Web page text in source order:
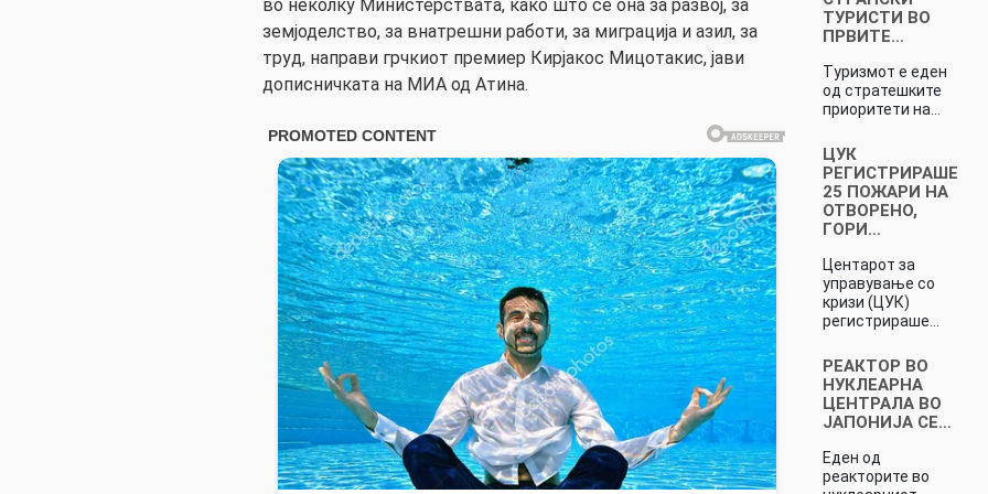
во неколку Министерствата, како што се она за развој, за
земјоделство, за внатрешни работи, за миграција и азил, за
труд, направи грчкиот премиер Кирјакос Мицотакис, јави
дописничката на МИА од Атина.
ТУРИСТИ ВО
ПРВИТЕ…
Туризмот е еден
од стратешките
приоритети на…
ЦУК
РЕГИСТРИРАШЕ
25 ПОЖАРИ НА
ОТВОРЕНО,
ГОРИ…
Центарот за
управување со
кризи (ЦУК)
регистрираше…
РЕАКТОР ВО
НУКЛЕАРНА
ЦЕНТРАЛА ВО
ЈАПОНИЈА СЕ…
Еден од
реакторите во